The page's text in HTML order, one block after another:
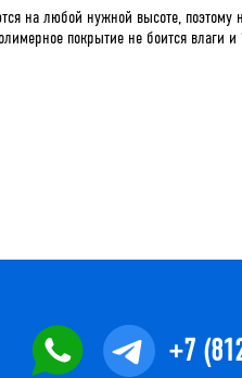
на любой нужной высоте, поэтому
покрытие не боится влаги
+7